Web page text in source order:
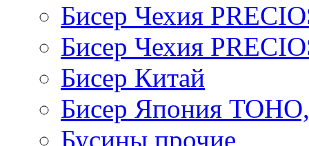
Бисер Чехия
Бисер Чехия
Бисер Китай
Бисер Япония
Бусины прочие